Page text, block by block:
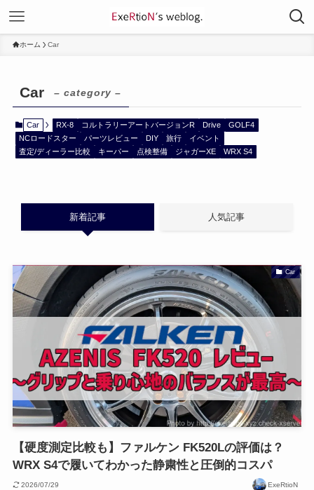
ホーム Car
Car – category –
Car RX-8 コルトラリーアートバージョンR Drive
GOLF4
NCロードスター
パーツレビュー DIY 旅行
イベント
査定/ディーラー比較
キーパー 点検整備 ジャガーXE WRX S4
新着記事 人気記事
Car
【硬度測定比較も】ファルケン FK520Lの評価は？
WRX S4で履いてわかった静粛性と圧倒的コスパ
2026/07/29 ExeRtioN